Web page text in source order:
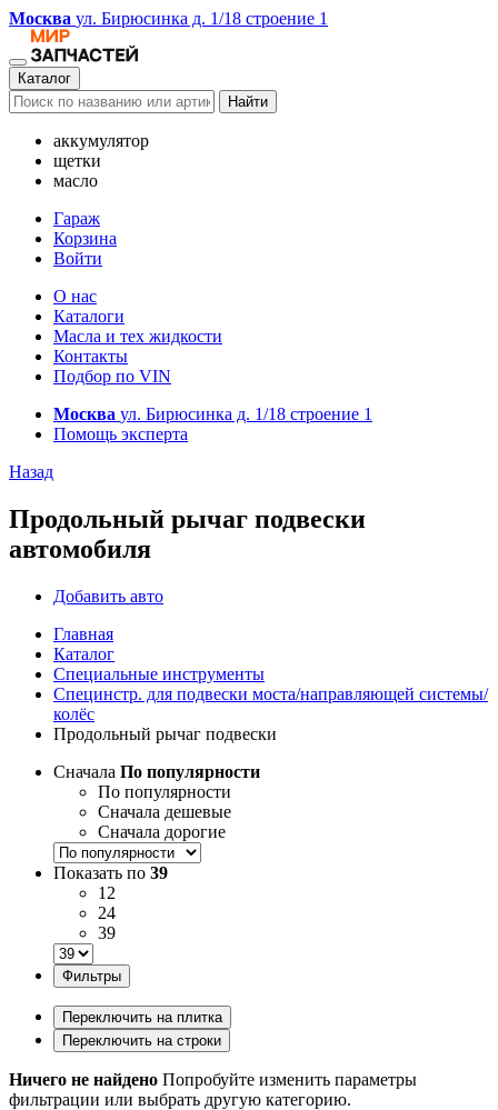
Москва ул. Бирюсинка д. 1/18 строение 1
Каталог
Найти
аккумулятор
щетки
масло
Гараж
Корзина
Войти
О нас
Каталоги
Масла и тех жидкости
Контакты
Подбор по VIN
Москва ул. Бирюсинка д. 1/18 строение 1
Помощь эксперта
Назад
Продольный рычаг подвески
автомобиля
Добавить авто
Главная
Каталог
Специальные инструменты
Специнстр. для подвески моста/направляющей системы/
колёс
Продольный рычаг подвески
Сначала По популярности
По популярности
Сначала дешевые
Сначала дорогие
Показать по 39
12
24
39
Фильтры
Переключить на плитка
Переключить на строки
Ничего не найдено Попробуйте изменить параметры
фильтрации или выбрать другую категорию.